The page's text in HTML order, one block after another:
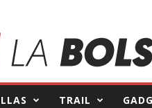
TRAIL